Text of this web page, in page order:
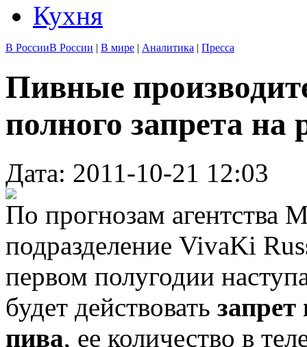
Кухня
В РоссииВ России | В мире | Аналитика | Пресса
Пивные
полного запрета на
Дата: 2011-10-21 12:03
По прогнозам агентства
подразделение VivaKi
первом полугодии
будет действовать
пива, ее количество в